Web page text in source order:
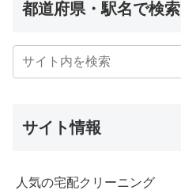
都道府県・駅名で検索
サイト情報
人気の宅配クリーニング